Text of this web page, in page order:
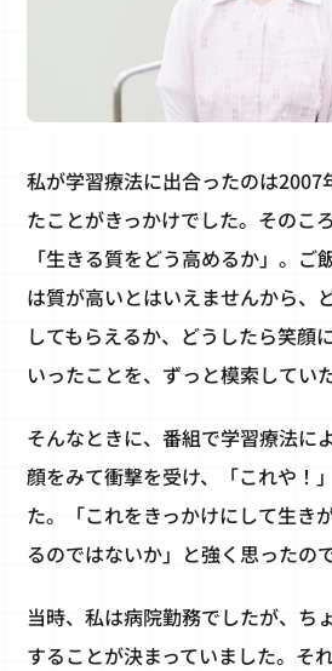
私が学習療法に出合ったのは2007
たことがきっかけでした。そのこ
「生きる質をどう高めるか」。ご
は質が高いとはいえませんから、
してもらえるか、どうしたら笑顔
いったことを、ずっと模索してい
そんなときに、番組で学習療法に
顔をみて衝撃を受け、「これや！
た。「これをきっかけにして生き
るのではないか」と強く思ったので
当時、私は病院勤務でしたが、ち
することが決まっていました。そ